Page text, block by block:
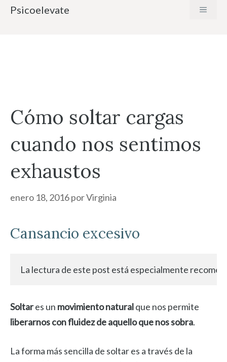
SaltarPsicoelevate MENÚ
Cómo soltar cargas
cuando nos sentimos
exhaustos
enero 18, 2016porVirginia
Cansancio excesivo
La lectura de este post está especialmente
Soltares un movimiento naturalque nos permite
liberarnos con fluidez de aquello que nos sobra.
La forma más sencilla de soltar es a través de la